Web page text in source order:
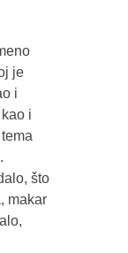
je
i
i
što
makar